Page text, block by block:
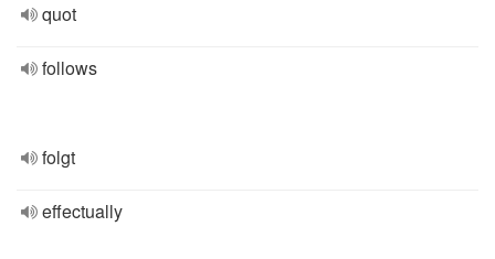
quot
follows
folgt
effectually